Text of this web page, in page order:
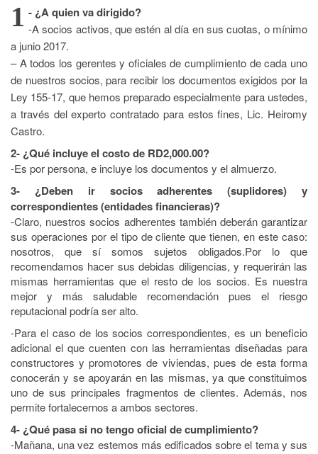
1 - ¿A quien va dirigido?
-A socios activos, que estén al día en sus cuotas, o mínimo
a junio 2017.
– A todos los gerentes y oficiales de cumplimiento de cada uno
de nuestros socios, para recibir los documentos exigidos por la
Ley 155-17, que hemos preparado especialmente para ustedes,
a través del experto contratado para estos fines, Lic. Heiromy
Castro.
2- ¿Qué incluye el costo de RD2,000.00?
-Es por persona, e incluye los documentos y el almuerzo.
3- ¿Deben ir socios adherentes (suplidores) y
correspondientes (entidades financieras)?
-Claro, nuestros socios adherentes también deberán garantizar
sus operaciones por el tipo de cliente que tienen, en este caso:
nosotros, que sí somos sujetos obligados.Por lo que
recomendamos hacer sus debidas diligencias, y requerirán las
mismas herramientas que el resto de los socios. Es nuestra
mejor y más saludable recomendación pues el riesgo
reputacional podría ser alto.
-Para el caso de los socios correspondientes, es un beneficio
adicional el que cuenten con las herramientas diseñadas para
constructores y promotores de viviendas, pues de esta forma
conocerán y se apoyarán en las mismas, ya que constituimos
uno de sus principales fragmentos de clientes. Además, nos
permite fortalecernos a ambos sectores.
4- ¿Qué pasa si no tengo oficial de cumplimiento?
-Mañana, una vez estemos más edificados sobre el tema y sus